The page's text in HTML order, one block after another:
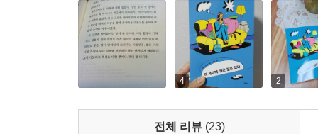
어디서나 있을 법하지만, 또 어디서도 볼 수 없
잡으면 내려놓기 힘들다. 일과 나의 관계를 어
예술선장 신인상을 받았다.
4 2
전체 리뷰 (23)